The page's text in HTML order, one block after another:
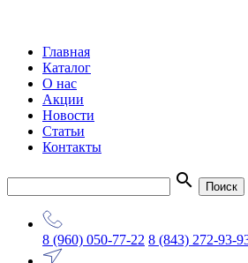
Главная
Каталог
О нас
Акции
Новости
Статьи
Контакты
search Поиск
8 (960) 050-77-22 8 (843) 272-93-